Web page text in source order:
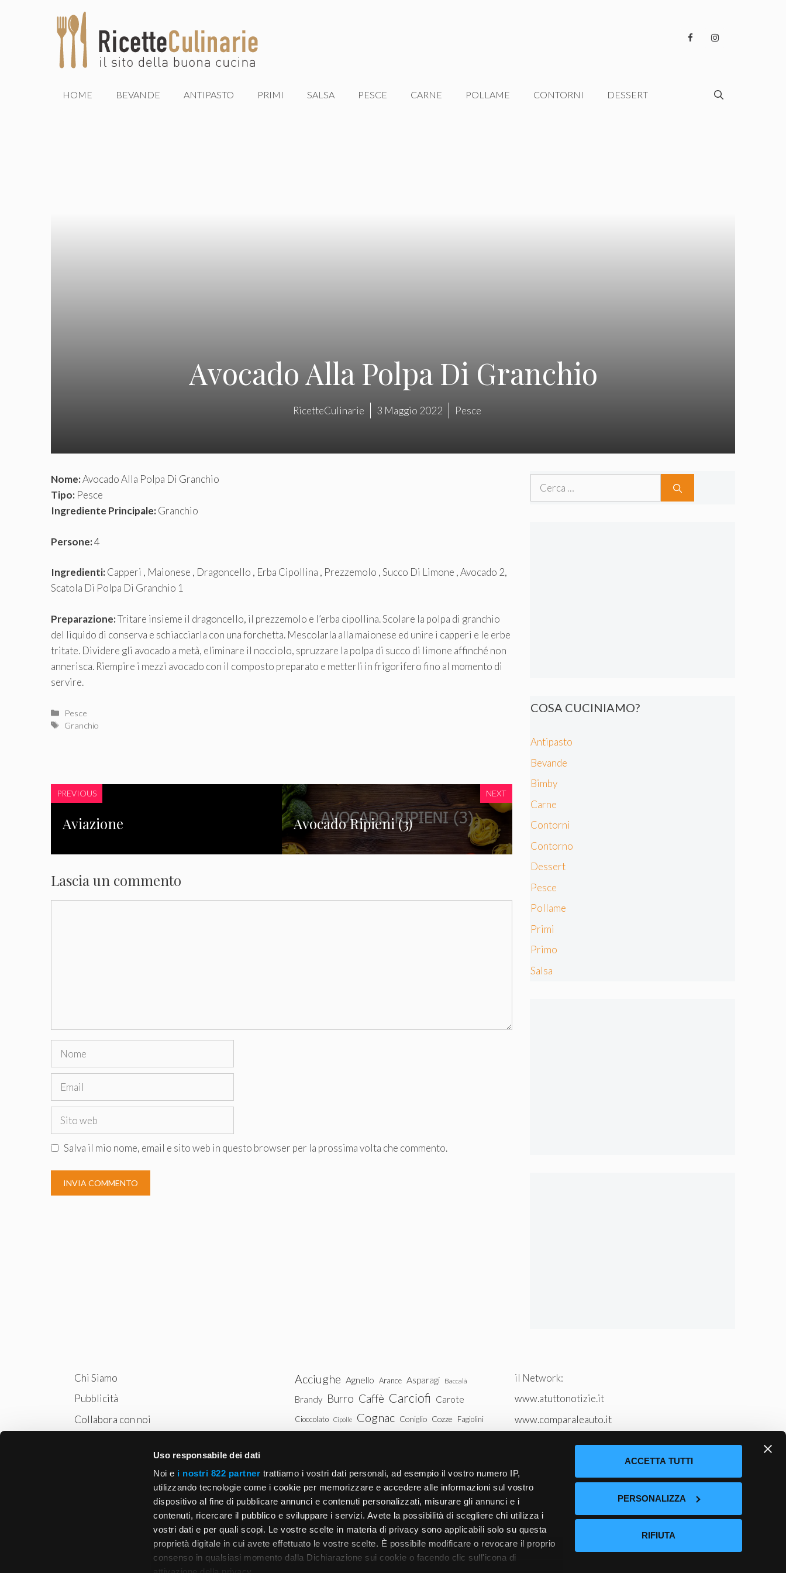
Uso responsabile dei dati
Noi e i nostri 822 partner trattiamo i vostri dati personali, ad esempio il vostro numero IP,
utilizzando tecnologie come i cookie per memorizzare e accedere alle informazioni sul vostro
dispositivo al fine di pubblicare annunci e contenuti personalizzati, misurare gli annunci e i
contenuti, ricercare il pubblico e sviluppare i servizi. Avete la possibilità di scegliere chi utilizza i
vostri dati e per quali scopi. Le vostre scelte in materia di privacy sono applicabili solo su questa
proprietà digitale in cui avete effettuato le vostre scelte. È possibile modificare o revocare il proprio
consenso in qualsiasi momento dalla Dichiarazione sui cookie o facendo clic sull'icona di
ACCETTA TUTTI
PERSONALIZZA
RIFIUTA
HOME BEVANDE ANTIPASTO PRIMI SALSA PESCE CARNE POLLAME CONTORNI DESSERT
Avocado Alla Polpa Di Granchio
RicetteCulinarie 3 Maggio 2022 Pesce
Nome:Avocado Alla Polpa Di Granchio
Tipo: Pesce
Ingrediente Principale:Granchio
Persone:4
Ingredienti:Capperi , Maionese , Dragoncello , Erba Cipollina , Prezzemolo , Succo Di Limone , Avocado 2,
Scatola Di Polpa Di Granchio 1
Preparazione:Tritare insieme il dragoncello, il prezzemolo e l’erba cipollina. Scolare la polpa di granchio
del liquido di conserva e schiacciarla con una forchetta. Mescolarla alla maionese ed unire i capperi e le erbe
tritate. Dividere gli avocado a metà, eliminare il nocciolo, spruzzare la polpa di succo di limone affinché non
annerisca. Riempire i mezzi avocado con il composto preparato e metterli in frigorifero fino al momento di
servire.
Categorie
Pesce
Tag
Granchio
PREVIOUS
Aviazione
NEXT
Avocado Ripieni (3)
Lascia un commento
Nome
Email
Sito
Salva il mio nome, email e sito web in questo browser per la prossima volta che commento.
Ricerca
COSA CUCINIAMO?
Antipasto
Bevande
Bimby
Carne
Contorni
Contorno
Dessert
Pesce
Pollame
Primi
Primo
Salsa
Chi Siamo
Pubblicità
Collabora con noi
Acciughe Agnello Arance Asparagi Baccalà
Brandy Burro Caffè Carciofi Carote
Cioccolato Cipolle Cognac Coniglio Cozze Fagiolini
Patate Peperoni Piselli Pollo
Pomodori Ricotta Rum
Spinaci Tacchino Tonno Uova Vitello
Vodka Whisky Zucca Zucchine
il Network:
www.atuttonotizie.it
www.comparaleauto.it